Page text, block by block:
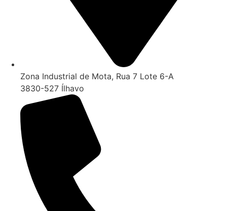
Zona Industrial de Mota, Rua 7 Lote 6-A
3830-527 Ílhavo